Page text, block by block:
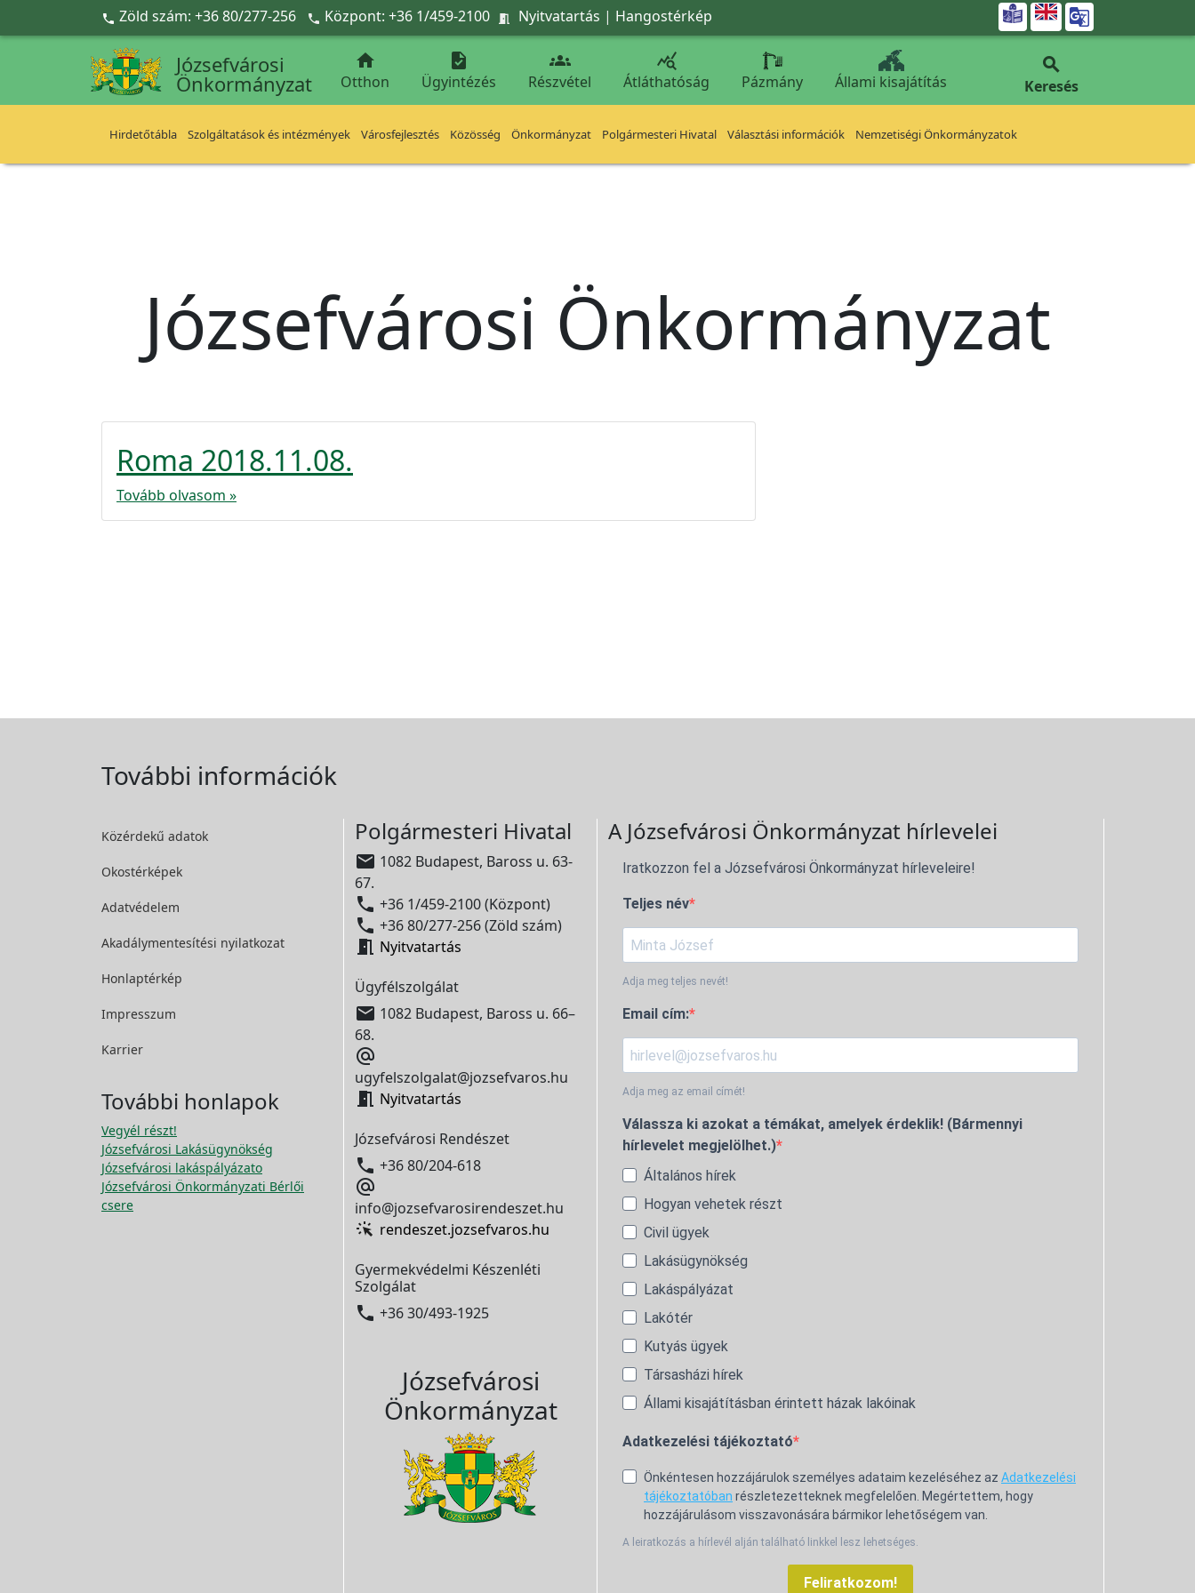
Ugrás a fő tartalomra
 Zöld szám: +36 80/277-256  Központ: +36 1/459-2100  Nyitvatartás | Hangostérkép 
Józsefvárosi
Önkormányzat

Otthon

Ügyintézés

Részvétel

Átláthatóság Pázmány Állami kisajátítás

Keresés
Hirdetőtábla Szolgáltatások és intézmények Városfejlesztés Közösség Önkormányzat Polgármesteri Hivatal Választási információk Nemzetiségi Önkormányzatok
Józsefvárosi Önkormányzat
Roma 2018.11.08.
Tovább olvasom »
További információk
Közérdekű adatok
Okostérképek
Adatvédelem
Akadálymentesítési nyilatkozat
Honlaptérkép
Impresszum
Karrier
További honlapok
Vegyél részt!
Józsefvárosi Lakásügynökség
Józsefvárosi lakáspályázato
Józsefvárosi Önkormányzati Bérlői
csere
Polgármesteri Hivatal
 1082 Budapest, Baross u. 63-
67.
 +36 1/459-2100 (Központ)
 +36 80/277-256 (Zöld szám)
 Nyitvatartás
Ügyfélszolgálat
 1082 Budapest, Baross u. 66–
68.

ugyfelszolgalat@jozsefvaros.hu
 Nyitvatartás
Józsefvárosi Rendészet
 +36 80/204-618

info@jozsefvarosirendeszet.hu
rendeszet.jozsefvaros.hu
Gyermekvédelmi Készenléti
Szolgálat
 +36 30/493-1925
Józsefvárosi
Önkormányzat
A Józsefvárosi Önkormányzat hírlevelei
Iratkozzon fel a Józsefvárosi Önkormányzat hírleveleire!
Teljes név
Adja meg teljes nevét!
Email cím:
Adja meg az email címét!
Válassza ki azokat a témákat, amelyek érdeklik! (Bármennyi
hírlevelet megjelölhet.)
Általános hírek
Hogyan vehetek részt
Civil ügyek
Lakásügynökség
Lakáspályázat
Lakótér
Kutyás ügyek
Társasházi hírek
Állami kisajátításban érintett házak lakóinak
Adatkezelési tájékoztató
Önkéntesen hozzájárulok személyes adataim kezeléséhez az Adatkezelési
tájékoztatóban részletezetteknek megfelelően. Megértettem, hogy
hozzájárulásom visszavonására bármikor lehetőségem van.
A leiratkozás a hírlevél alján található linkkel lesz lehetséges.
Feliratkozom!